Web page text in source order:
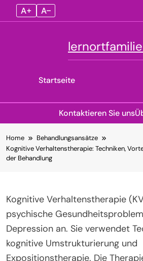
A+ A–
Startseite
Kontaktieren Sie uns
to
content
Home
Behandlungsansätze
Kognitive Verhaltenstherapie: Techniken,
der Behandlung
Kognitive Verhaltenstherapie
psychische
Depression an. Sie verwendet
kognitive Umstrukturierung und
Expositionstherapie. Die